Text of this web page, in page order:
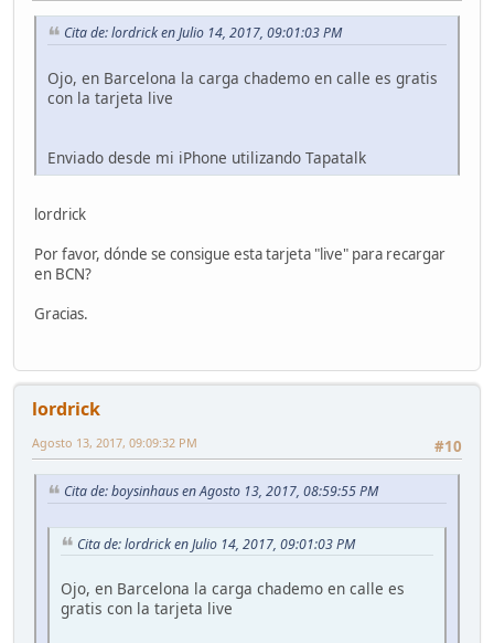
Cita de: lordrick en Julio 14, 2017, 09:01:03 PM
Ojo, en Barcelona la carga chademo en calle es gratis
con la tarjeta live
Enviado desde mi iPhone utilizando Tapatalk
lordrick
Por favor, dónde se consigue esta tarjeta "live" para recargar
en BCN?
Gracias.
lordrick
#10
Agosto 13, 2017, 09:09:32 PM
Cita de: boysinhaus en Agosto 13, 2017, 08:59:55 PM
Cita de: lordrick en Julio 14, 2017, 09:01:03 PM
Ojo, en Barcelona la carga chademo en calle es
gratis con la tarjeta live